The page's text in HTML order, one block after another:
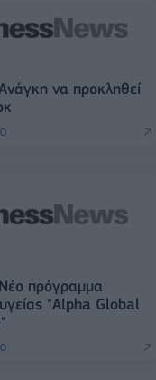
να προκληθεί
πρόγραμμα
"Alpha Global